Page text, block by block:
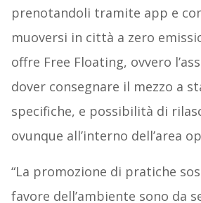
prenotandoli tramite app e
muoversi in città a zero
offre Free Floating, ovvero
dover consegnare il mezzo a
specifiche, e possibilità di
ovunque all’interno dell’area
“La promozione di pratiche
favore dell’ambiente sono da